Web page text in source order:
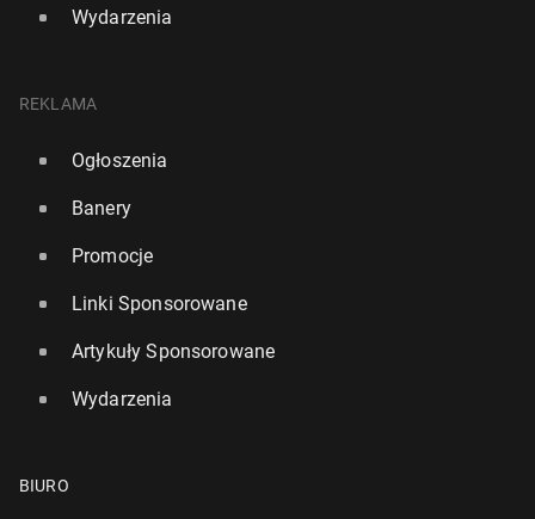
Wydarzenia
REKLAMA
Ogłoszenia
Banery
Promocje
Linki Sponsorowane
Artykuły Sponsorowane
Wydarzenia
BIURO